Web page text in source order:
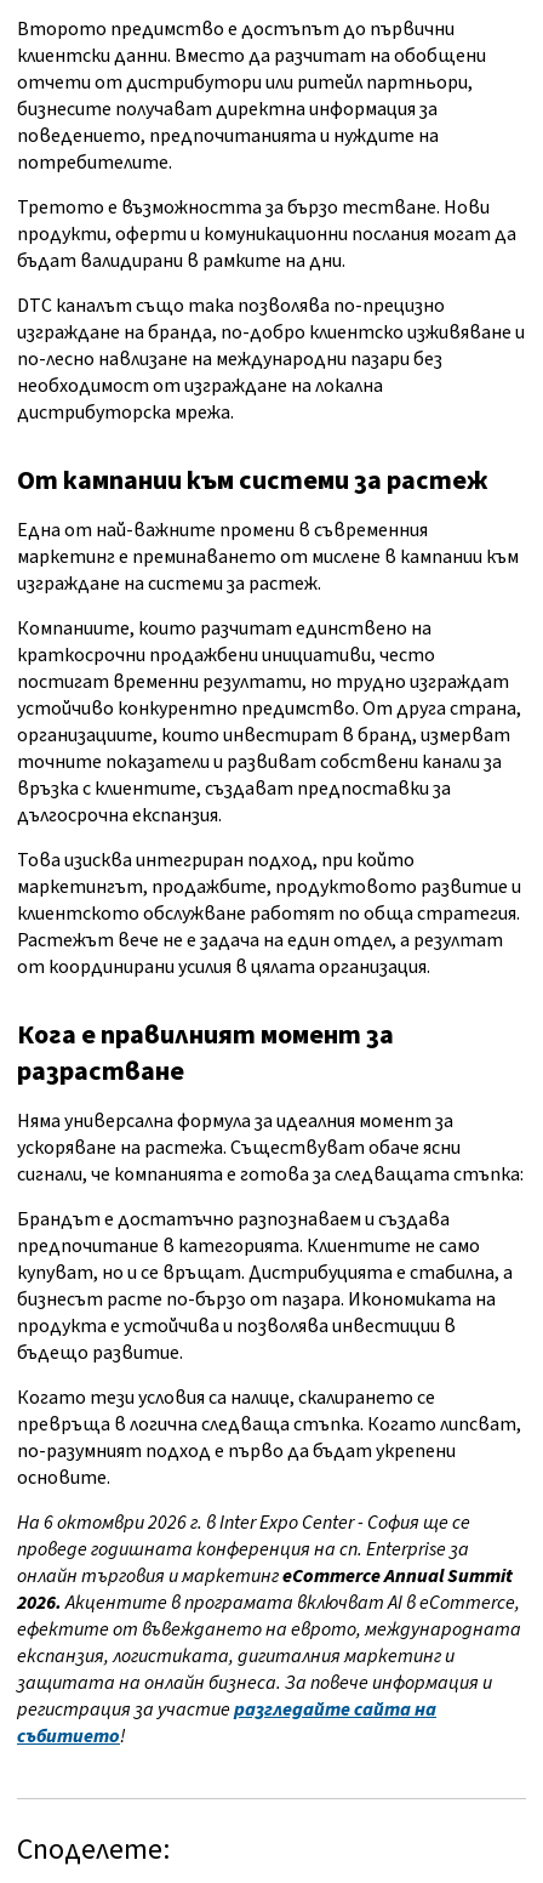
Второто предимство е достъпът до първични
клиентски данни. Вместо да разчитат на обобщени
отчети от дистрибутори или ритейл партньори,
бизнесите получават директна информация за
поведението, предпочитанията и нуждите на
потребителите.
Третото е възможността за бързо тестване. Нови
продукти, оферти и комуникационни послания могат да
бъдат валидирани в рамките на дни.
DTC каналът също така позволява по-прецизно
изграждане на бранда, по-добро клиентско изживяване и
по-лесно навлизане на международни пазари без
необходимост от изграждане на локална
дистрибуторска мрежа.
От кампании към системи за растеж
Една от най-важните промени в съвременния
маркетинг е преминаването от мислене в кампании към
изграждане на системи за растеж.
Компаниите, които разчитат единствено на
краткосрочни продажбени инициативи, често
постигат временни резултати, но трудно изграждат
устойчиво конкурентно предимство. От друга страна,
организациите, които инвестират в бранд, измерват
точните показатели и развиват собствени канали за
връзка с клиентите, създават предпоставки за
дългосрочна експанзия.
Това изисква интегриран подход, при който
маркетингът, продажбите, продуктовото развитие и
клиентското обслужване работят по обща стратегия.
Растежът вече не е задача на един отдел, а резултат
от координирани усилия в цялата организация.
Кога е правилният момент за
разрастване
Няма универсална формула за идеалния момент за
ускоряване на растежа. Съществуват обаче ясни
сигнали, че компанията е готова за следващата стъпка:
Брандът е достатъчно разпознаваем и създава
предпочитание в категорията. Клиентите не само
купуват, но и се връщат. Дистрибуцията е стабилна, а
бизнесът расте по-бързо от пазара. Икономиката на
продукта е устойчива и позволява инвестиции в
бъдещо развитие.
Когато тези условия са налице, скалирането се
превръща в логична следваща стъпка. Когато липсват,
по-разумният подход е първо да бъдат укрепени
основите.
На 6 октомври 2026 г. в Inter Expo Center - София ще се
проведе годишната конференция на сп. Enterprise за
онлайн търговия и маркетингeCommerce Annual Summit
2026.Акцентите в програмата включват AI в eCommerce,
ефектите от въвеждането на еврото, международната
експанзия, логистиката, дигиталния маркетинг и
защитата на онлайн бизнеса. За повече информация и
регистрация за участиеразгледайте сайта на
събитието!
Споделете: